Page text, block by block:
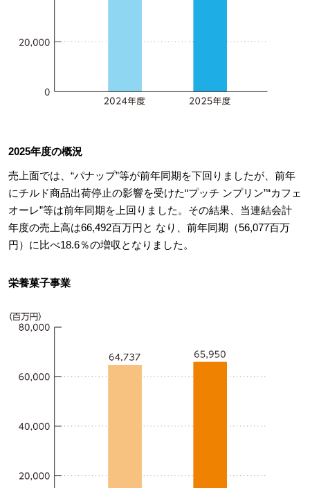
2025年度の概況
売上面では、“パナップ”等が前年同期を下回りましたが、前年
にチルド商品出荷停止の影響を受けた“プッチ ンプリン”“カフェ
オーレ”等は前年同期を上回りました。その結果、当連結会計
年度の売上高は66,492百万円と なり、前年同期（56,077百万
円）に比べ18.6％の増収となりました。
栄養菓子事業